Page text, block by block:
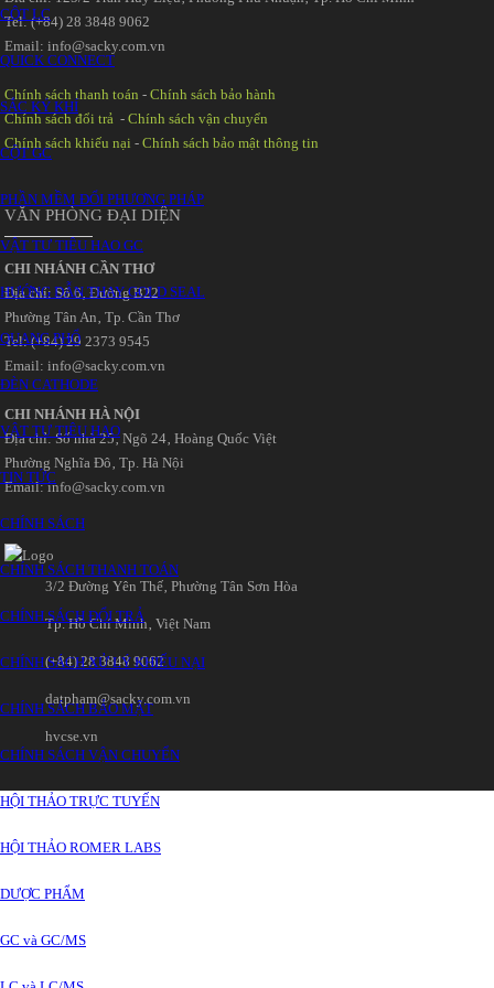
CỘT LC
QUICK CONNECT
SẮC KÝ KHÍ
CỘT GC
PHẦN MỀM ĐỔI PHƯƠNG PHÁP
VẬT TƯ TIÊU HAO GC
HƯỚNG DẪN THAY GOLD SEAL
QUANG PHỔ
ĐÈN CATHODE
VẬT TƯ TIÊU HAO
TIN TỨC
CHÍNH SÁCH
CHÍNH SÁCH THANH TOÁN
CHÍNH SÁCH ĐỔI TRẢ
CHÍNH SÁCH XỬ LÝ KHIẾU NẠI
CHÍNH SÁCH BẢO MẬT
CHÍNH SÁCH VẬN CHUYỂN
HỘI THẢO TRỰC TUYẾN
HỘI THẢO ROMER LABS
DƯỢC PHẨM
GC và GC/MS
Tel: (+84) 28 3848 9062
Email: info@sacky.com.vn
Chính sách thanh toán -Chính sách bảo hành
Chính sách đổi trả -Chính sách vận chuyển
Chính sách khiếu nại -Chính sách bảo mật thông tin
VĂN PHÒNG ĐẠI DIỆN
CHI NHÁNH CẦN THƠ
Địa chỉ: Số 6‚ Đường B22
Phường Tân An‚ Tp. Cần Thơ
Tel: (+84) 29 2373 9545
Email: info@sacky.com.vn
CHI NHÁNH HÀ NỘI
Địa chỉ: Số nhà 25‚ Ngõ 24‚ Hoàng Quốc Việt
Phường Nghĩa Đô‚ Tp. Hà Nội
Email: info@sacky.com.vn
3/2 Đường Yên Thế‚ Phường Tân Sơn Hòa
Tp. Hồ Chí Minh‚ Việt Nam
(+84) 28 3848 9062
datpham@sacky.com.vn
hvcse.vn